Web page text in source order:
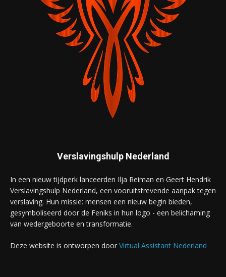
Verslavingshulp Nederland
In een nieuw tijdperk lanceerden Ilja Reiman en Geert Hendrik
Verslavingshulp Nederland, een vooruitstrevende aanpak tegen
verslaving. Hun missie: mensen een nieuw begin bieden,
gesymboliseerd door de Feniks in hun logo - een belichaming
van wedergeboorte en transformatie.
Deze website is ontworpen door Virtual Assistant Nederland